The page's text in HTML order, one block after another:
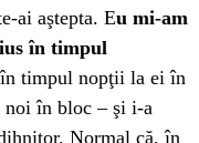
ai aştepta. Eu mi-am
în timpul
timpul nopţii la ei în
noi în bloc – şi i-a
Normal că, în